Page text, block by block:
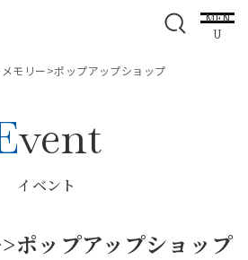
MEN
U
モリー>ポップアップショップ
Event
イベント
ポップアップショップ